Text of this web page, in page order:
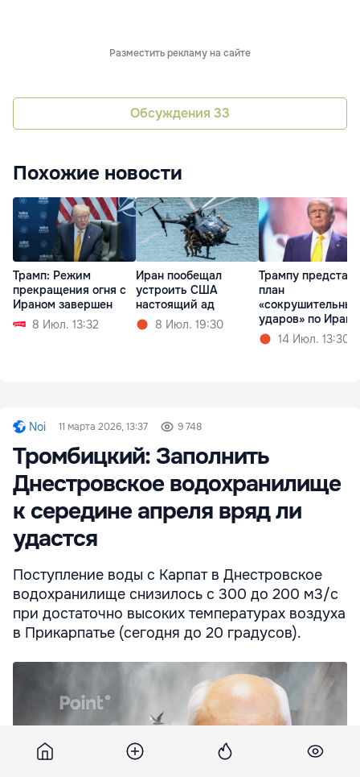
Разместить рекламу на сайте
Обсуждения 33
Похожие новости
Трамп: Режим
прекращения огня с
Ираном завершен
8 Июл. 13:32
Иран пообещал
устроить США
настоящий ад
8 Июл. 19:30
Трампу
план
«сокрушительных
ударов» по Ирану
14 Июл. 13:30
Noi 11 марта 2026, 13:37 9 748
Тромбицкий: Заполнить
Днестровское водохранилище
к середине апреля вряд ли
удастся
Поступление воды с Карпат в Днестровское
водохранилище снизилось с 300 до 200 м3/с
при достаточно высоких температурах воздуха
в Прикарпатье (сегодня до 20 градусов).